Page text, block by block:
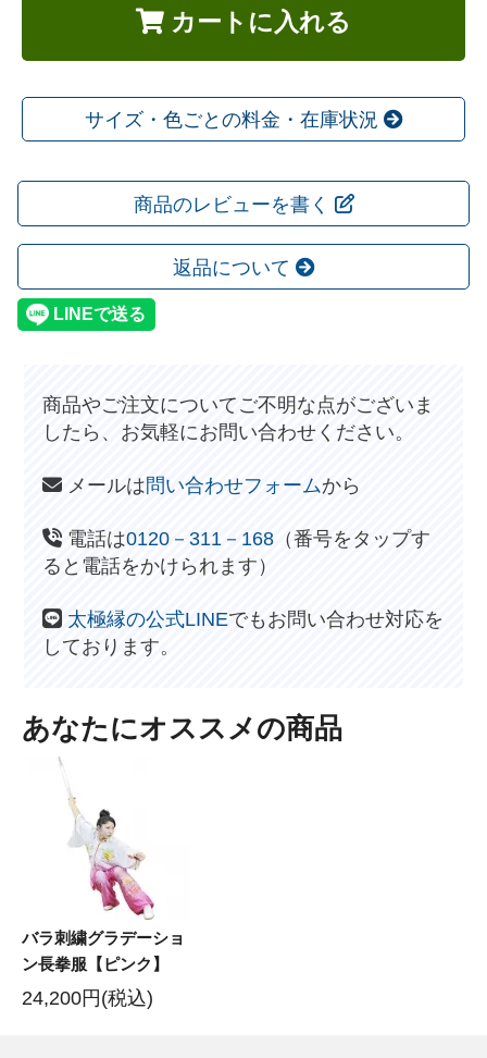
カートに入れる
サイズ・色ごとの料金・在庫状況
商品のレビューを書く
返品について
商品やご注文についてご不明な点がございま
したら、お気軽にお問い合わせください。
メールは問い合わせフォームから
電話は0120－311－168 （番号をタップす
ると電話をかけられます）
太極縁の公式LINEでもお問い合わせ対応を
しております。
あなたにオススメの商品
バラ刺繍グラデーショ
ン長拳服【ピンク】
24,200円(税込)